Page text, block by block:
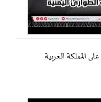
المملكة العربية